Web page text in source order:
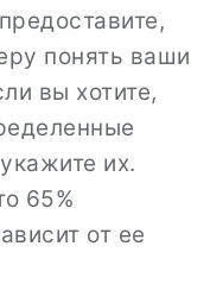
понять ваши
вы хотите,
их.
65%
от ее